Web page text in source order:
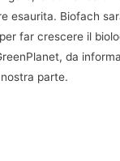
esaurita. Biofach
far crescere il
da
parte.